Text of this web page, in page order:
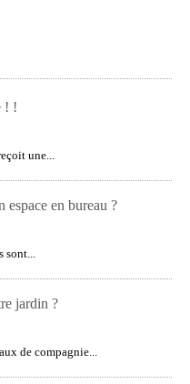
! !
une...
en bureau ?
jardin ?
de compagnie...